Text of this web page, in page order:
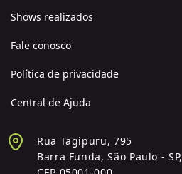
Shows realizados
Fale conosco
Política de privacidade
Central de Ajuda
Rua Tagipuru, 795
Barra Funda, São Paulo - SP,